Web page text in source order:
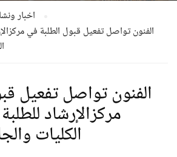
اخبار
الفنون تواصل تفعيل قبول الطلبة في
الفنون تواصل تفعيل
مركزالإرشاد
الكليات